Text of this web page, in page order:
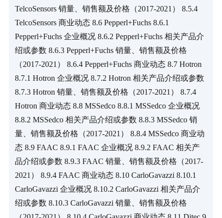
TelcoSensors 销量、销售额及价格（2017-2021） 8.5.4
TelcoSensors 商业动态 8.6 Pepperl+Fuchs 8.6.1
Pepperl+Fuchs 企业概况 8.6.2 Pepperl+Fuchs 相关产品介
绍或参数 8.6.3 Pepperl+Fuchs 销量、销售额及价格
（2017-2021） 8.6.4 Pepperl+Fuchs 商业动态 8.7 Hotron
8.7.1 Hotron 企业概况 8.7.2 Hotron 相关产品介绍或参数
8.7.3 Hotron 销量、销售额及价格（2017-2021） 8.7.4
Hotron 商业动态 8.8 MSSedco 8.8.1 MSSedco 企业概况
8.8.2 MSSedco 相关产品介绍或参数 8.8.3 MSSedco 销
量、销售额及价格（2017-2021） 8.8.4 MSSedco 商业动
态 8.9 FAAC 8.9.1 FAAC 企业概况 8.9.2 FAAC 相关产
品介绍或参数 8.9.3 FAAC 销量、销售额及价格（2017-
2021） 8.9.4 FAAC 商业动态 8.10 CarloGavazzi 8.10.1
CarloGavazzi 企业概况 8.10.2 CarloGavazzi 相关产品介
绍或参数 8.10.3 CarloGavazzi 销量、销售额及价格